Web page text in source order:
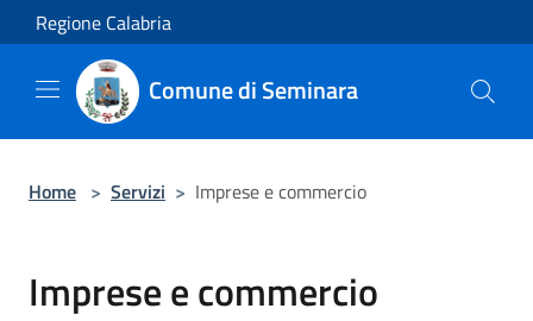
Salta al contenuto principale
Regione Calabria
Comune di Seminara
Home > Servizi > Imprese e commercio
Imprese e commercio